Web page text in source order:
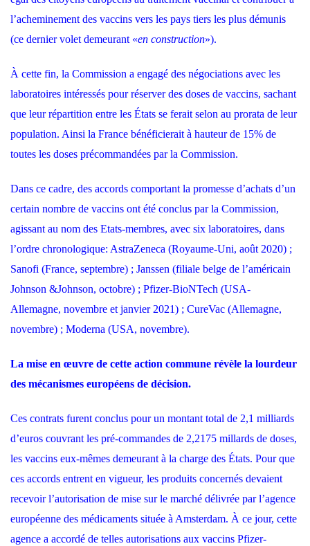
l’acheminement des vaccins vers les pays tiers les plus démunis
(ce dernier volet demeurant «en construction»).
À cette fin, la Commission a engagé des négociations avec les
laboratoires intéressés pour réserver des doses de vaccins, sachant
que leur répartition entre les États se ferait selon au prorata de leur
population. Ainsi la France bénéficierait à hauteur de 15% de
toutes les doses précommandées par la Commission.
Dans ce cadre, des accords comportant la promesse d’achats d’un
certain nombre de vaccins ont été conclus par la Commission,
agissant au nom des Etats-membres, avec six laboratoires, dans
l’ordre chronologique: AstraZeneca (Royaume-Uni, août 2020) ;
Sanofi (France, septembre) ; Janssen (filiale belge de l’américain
Johnson &Johnson, octobre) ; Pfizer-BioNTech (USA-
Allemagne, novembre et janvier 2021) ; CureVac (Allemagne,
novembre) ; Moderna (USA, novembre).
La mise en œuvre de cette action commune révèle la lourdeur
des mécanismes européens de décision.
Ces contrats furent conclus pour un montant total de 2,1 milliards
d’euros couvrant les pré-commandes de 2,2175 millards de doses,
les vaccins eux-mêmes demeurant à la charge des États. Pour que
ces accords entrent en vigueur, les produits concernés devaient
recevoir l’autorisation de mise sur le marché délivrée par l’agence
européenne des médicaments située à Amsterdam. À ce jour, cette
agence a accordé de telles autorisations aux vaccins Pfizer-